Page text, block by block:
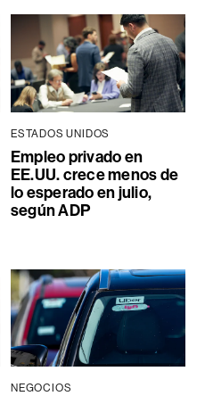
ESTADOS UNIDOS
Empleo privado en
EE.UU. crece menos de
lo esperado en julio,
según ADP
NEGOCIOS